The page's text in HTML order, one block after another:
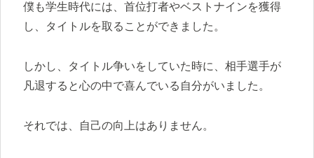
僕も学生時代には、首位打者やベストナインを獲得
し、タイトルを取ることができました。
しかし、タイトル争いをしていた時に、相手選手が
凡退すると心の中で喜んでいる自分がいました。
それでは、自己の向上はありません。